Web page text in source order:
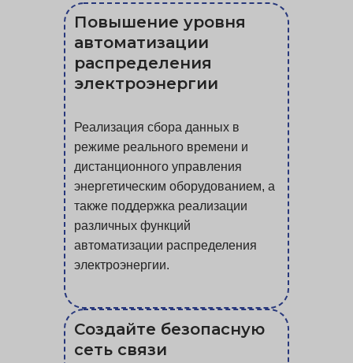
Повышение уровня
автоматизации
распределения
электроэнергии
Реализация сбора данных в
режиме реального времени и
дистанционного управления
энергетическим оборудованием, а
также поддержка реализации
различных функций
автоматизации распределения
электроэнергии.
Создайте безопасную
сеть связи